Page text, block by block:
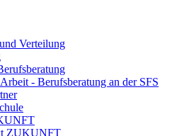
Verteilung
- Berufsberatung an der SFS
ZUKUNFT